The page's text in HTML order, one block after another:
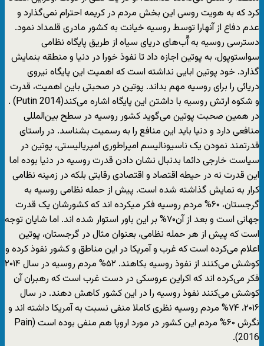
کرد که به هویت روسی این بخش مردم در کریمه احترام نمی‌گذارد و
عدم دفاع از آنهارا توسط روسیه خیانت به کشور مادری قلمداد نمود.
دسترسی روسیه به آّب‌های دریای سیاه از طریق پایگاه نظامی
سواستوپول، به پوتین اجازه داد تا نفوذ خورا در دنیا و منطقه بنمایش
گذارد. خود پوتین ابایی نداشته است که اهمیت این پایگاه نیروی
دریائی را برای روسیه مهم بداند. پوتین در صحبتی باین اهمیت، قدرت
و شکوه ارتش روسیه با داشتن این پایگاه اشاره می‌کند(Putin 2014) .
در همین صحبت پوتین می‌گوید کشور روسیه در سطح بین‌المللی
منافعی دارد و دنیا باید این منافع را به رسمیت بشناسد. در راستای
قدرتمند نمودن یک ناسیونالیسم امپراطوری امپریالیستی، پوتین در
سیاست خارجی دائما بدنبال نشان دادن قدرت روسیه در دنیا بوده اما
این قدرت نه در حیطه اقتصاد و اقتصادی رقابتی بلکه در زمینه نظامی
کرار به نمایش گذاشته شده است. پیش از حمله نظامی روسیه به
گرجستان، ۶۰% مردم روسیه فکر میکرده اند که کشورشان یک قدرت
جهانی است و بعد از آن۷۰% بر این باور استوار شده اند. اما شایان توجه
است که پیش از هر حمله نظامی، بعنوان مثال در گرجستان، پوتین
اعلام می‌کرده است که غرب و آمریکا در این مناطق و کشور نفوذ کرده و
کوشش می‌کنند از نفوذ روسیه بکاهند. ۵۲% مردم روسیه در سال ۲۰۱۴
فکر می‌کرده اند که اکراین عروسکی در دست غرب است که رهبران آن
کوشش می‌کنند نفوذ روسیه را در این کشور کاهش دهند. در سال
۲۰۱۶، ۷۴% مردم روسیه نظری کاملا منفی نسبت به آمریکا داشته اند و
نگرش ۶۰% مردم این کشور در مورد اروپا هم منفی بوده است (Pain
2016).